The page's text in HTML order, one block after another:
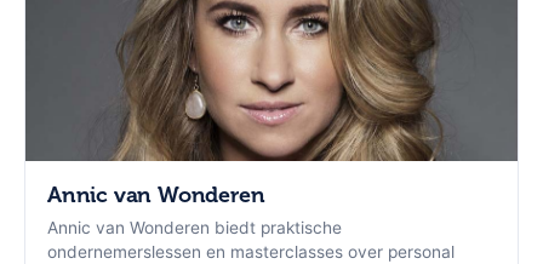
Annic van Wonderen
Annic van Wonderen biedt praktische
ondernemerslessen en masterclasses over personal